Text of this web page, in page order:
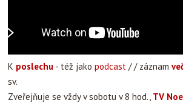
K poslechu - též jako podcast / / záznam
sv.
Zveřejňuje se vždy v sobotu v 8 hod., TV Noe